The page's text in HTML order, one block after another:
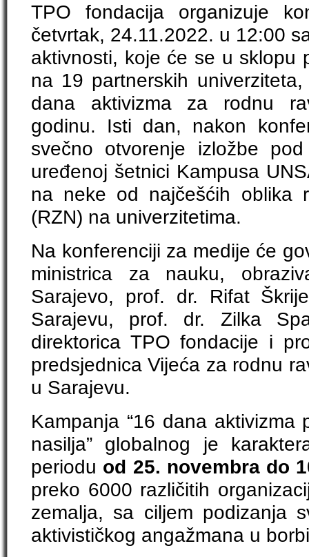
TPO fondacija organizuje
četvrtak, 24.11.2022. u 12:00
aktivnosti, koje će se u sklopu
na 19 partnerskih
dana aktivizma za rodnu
godinu. Isti dan, nakon
svečno otvorenje izložbe
uređenoj šetnici Kampusa
na neke od najčešćih oblika
(RZN) na univerzitetima.
Na konferenciji za medije će
ministrica za nauku,
Sarajevo, prof. dr. Rifat
Sarajevu, prof. dr. Zilka
direktorica TPO fondacije i
predsjednica Vijeća za rodnu
u Sarajevu.
Kampanja “16 dana aktivizma
nasilja” globalnog je
periodu od 25. novembra do
preko 6000 različitih
zemalja, sa ciljem podizanja
aktivističkog angažmana u